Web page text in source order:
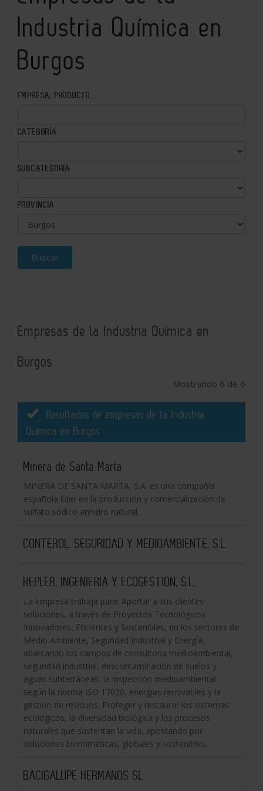
Industria Química en
Burgos
EMPRESA, PRODUCTO...
CATEGORÍA
SUBCATEGORÍA
PROVINCIA
Buscar
Empresas de la Industria Química en
Burgos
Mostrando 6 de 6
Resultados de empresas de la Industria
Química en Burgos :
Minera de Santa Marta
MINERA DE SANTA MARTA, S.A. es una compañía
española líder en la producción y comercialización de
sulfato sódico anhidro natural.
CONTEROL, SEGURIDAD Y MEDIOAMBIENTE, S.L.
KEPLER, INGENIERIA Y ECOGESTION, S.L.
La empresa trabaja para: Aportar a sus clientes
soluciones, a través de Proyectos Tecnológicos
Innovadores, Eficientes y Sostenibles, en los sectores de
Medio Ambiente, Seguridad Industrial y Energía,
abarcando los campos de consultoría medioambiental,
seguridad industrial, descontaminación de suelos y
aguas subterráneas, la inspección medioambiental
según la norma ISO 17020, energías renovables y la
gestión de residuos. Proteger y restaurar los sistemas
ecológicos, la diversidad biológica y los procesos
naturales que sustentan la vida, apostando por
soluciones biomiméticas, globales y sostenibles.
BACIGALUPE HERMANOS SL